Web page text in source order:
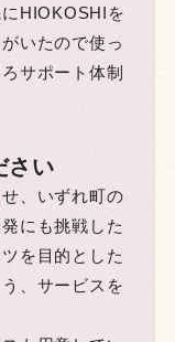
HIOKOSHIを
いたので使っ
サポート体制
さい
、いずれ町の
にも挑戦した
を目的とした
、サービスを